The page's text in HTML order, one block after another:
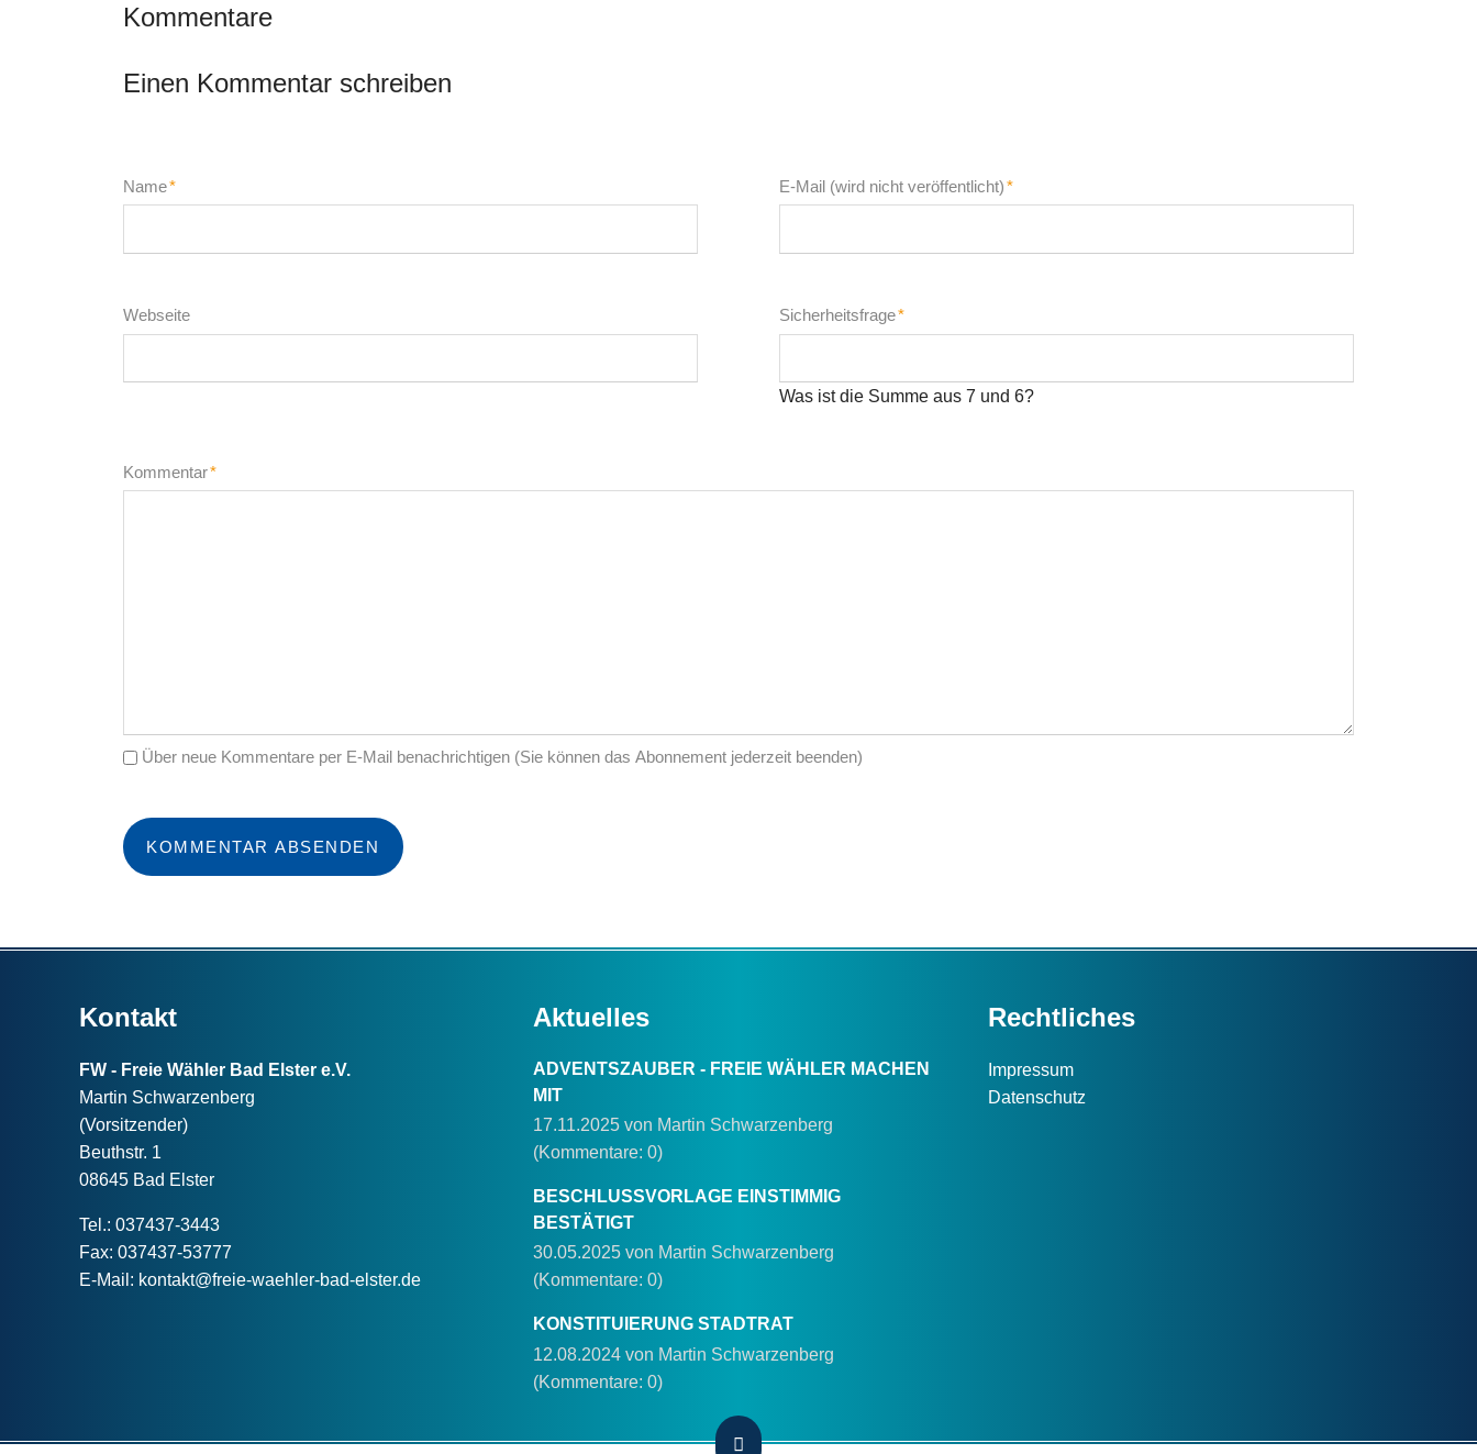
Kommentare
Einen Kommentar schreiben
Pflichtfeld
Name* Pflichtfeld
E-Mail (wird nicht veröffentlicht) *
Webseite Pflichtfeld
Sicherheitsfrage*
Was ist die Summe aus 7 und 6?
Pflichtfeld
Kommentar*
Über neue Kommentare per E-Mail benachrichtigen (Sie können das Abonnement jederzeit beenden)
KOMMENTAR ABSENDEN
Kontakt
FW - Freie Wähler Bad Elster e.V.
Martin Schwarzenberg
(Vorsitzender)
Beuthstr. 1
08645 Bad Elster
Tel.: 037437-3443
Fax: 037437-53777
E-Mail: kontakt@freie-waehler-bad-elster.de
Aktuelles
ADVENTSZAUBER - FREIE WÄHLER MACHEN
MIT
17.11.2025von Martin Schwarzenberg
(Kommentare: 0)
BESCHLUSSVORLAGE EINSTIMMIG
BESTÄTIGT
30.05.2025von Martin Schwarzenberg
(Kommentare: 0)
KONSTITUIERUNG STADTRAT
12.08.2024von Martin Schwarzenberg
(Kommentare: 0)
Rechtliches
Navigation
überspringen
Impressum
Datenschutz